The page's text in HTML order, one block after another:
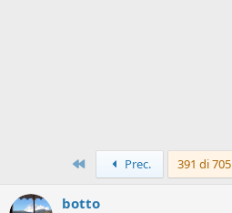
Primo Prec. 391 di 705
botto